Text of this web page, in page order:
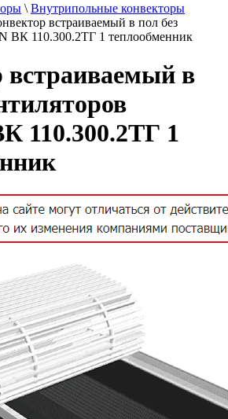
\ Внутрипольные конвекторы
встраиваемый в пол без
ВК 110.300.2ТГ 1 теплообменник
встраиваемый в
110.300.2ТГ 1